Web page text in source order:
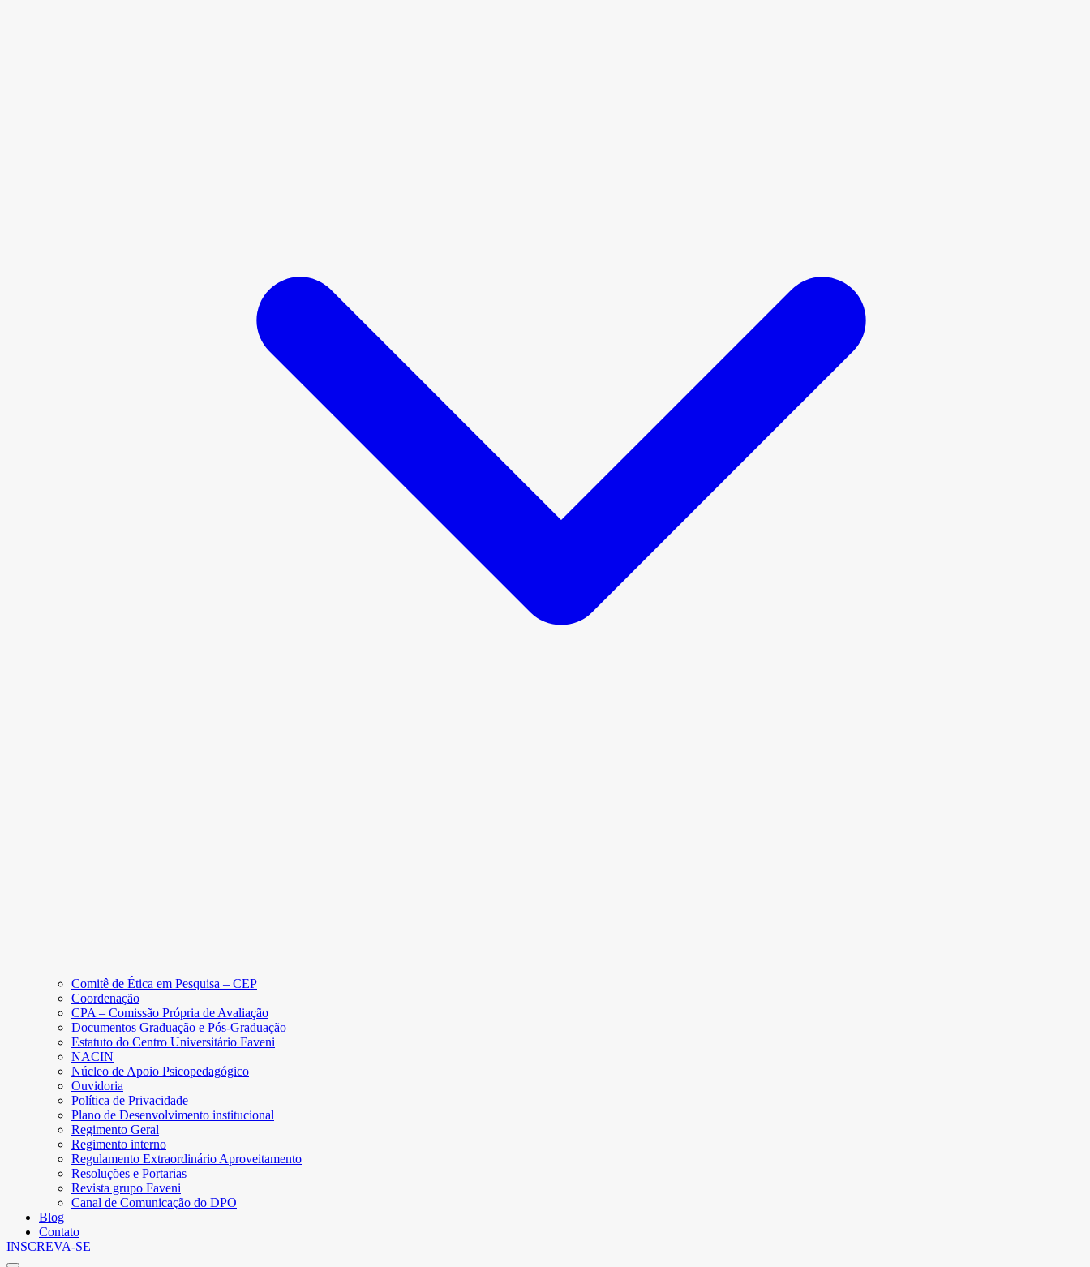
Comitê de Ética em Pesquisa – CEP
Coordenação
CPA – Comissão Própria de Avaliação
Documentos Graduação e Pós-Graduação
Estatuto do Centro Universitário Faveni
NACIN
Núcleo de Apoio Psicopedagógico
Ouvidoria
Política de Privacidade
Plano de Desenvolvimento institucional
Regimento Geral
Regimento interno
Regulamento Extraordinário Aproveitamento
Resoluções e Portarias
Revista grupo Faveni
Canal de Comunicação do DPO
Blog
Contato
INSCREVA-SE